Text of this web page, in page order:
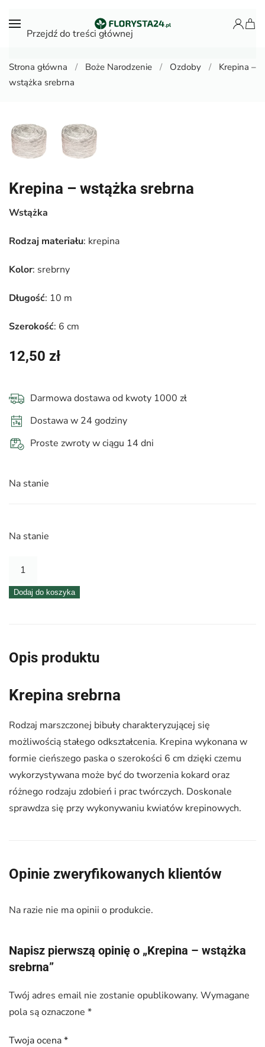
Przejdź do treści głównej
Strona główna Boże Narodzenie Ozdoby
Krepina –
wstążka srebrna
Krepina – wstążka srebrna
Wstążka
Rodzaj materiału: krepina
Kolor: srebrny
Długość: 10 m
Szerokość: 6 cm
12,50 zł
Darmowa dostawa od kwoty 1000 zł
Dostawa w 24 godziny
Proste zwroty w ciągu 14 dni
Na stanie
Na stanie
ilość
– Dodaj do koszyka
Opis produktu
Krepina srebrna
Rodzaj marszczonej bibuły charakteryzującej się
możliwością stałego odkształcenia. Krepina wykonana w
formie cieńszego paska o szerokości 6 cm dzięki czemu
wykorzystywana może być do tworzenia kokard oraz
różnego rodzaju zdobień i prac twórczych. Doskonale
sprawdza się przy wykonywaniu kwiatów krepinowych.
Opinie zweryfikowanych klientów
Na razie nie ma opinii o produkcie.
Napisz pierwszą opinię o „Krepina – wstążka
srebrna”
Twój adres email nie zostanie opublikowany. Wymagane
pola są oznaczone *
Twoja ocena*